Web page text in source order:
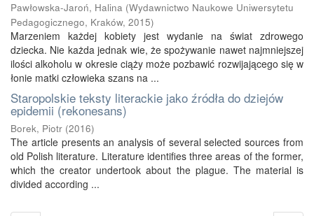
Pawłowska-Jaroń, Halina (Wydawnictwo Naukowe Uniwersytetu
Pedagogicznego, Kraków, 2015)
Marzeniem każdej kobiety jest wydanie na świat zdrowego
dziecka. Nie każda jednak wie, że spożywanie nawet najmniejszej
ilości alkoholu w okresie ciąży może pozbawić rozwijającego się w
łonie matki człowieka szans na ...
Staropolskie teksty literackie jako źródła do dziejów
epidemii (rekonesans)
Borek, Piotr (2016)
The article presents an analysis of several selected sources from
old Polish literature. Literature identifies three areas of the former,
which the creator undertook about the plague. The material is
divided according ...